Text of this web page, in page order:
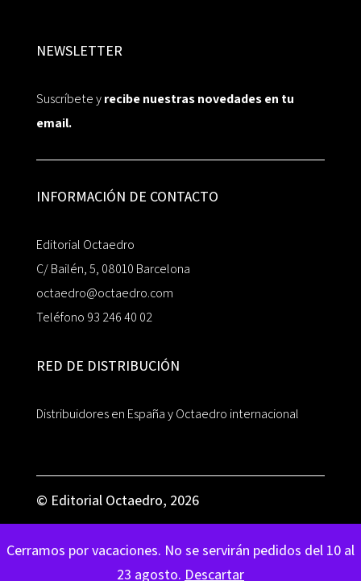
Cerramos por vacaciones. No se servirán pedidos del 10 al
23 agosto. Descartar
NEWSLETTER
Suscríbete yrecibe nuestras novedades en tu
email.
INFORMACIÓN DE CONTACTO
Editorial Octaedro
C/ Bailén, 5, 08010 Barcelona
octaedro@octaedro.com
Teléfono 93 246 40 02
RED DE DISTRIBUCIÓN
Distribuidores en España y Octaedro internacional
© Editorial Octaedro, 2026